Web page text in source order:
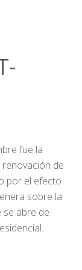
fue la
de
por el efecto
sobre la
abre de